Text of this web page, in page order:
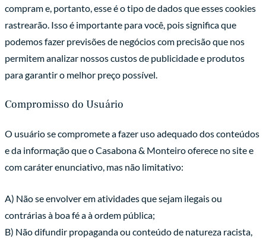
compram e, portanto, esse é o tipo de dados que esses cookies
rastrearão. Isso é importante para você, pois significa que
podemos fazer previsões de negócios com precisão que nos
permitem analizar nossos custos de publicidade e produtos
para garantir o melhor preço possível.
Compromisso do Usuário
O usuário se compromete a fazer uso adequado dos conteúdos
e da informação que o Casabona & Monteiro oferece no site e
com caráter enunciativo, mas não limitativo:
A) Não se envolver em atividades que sejam ilegais ou
contrárias à boa fé a à ordem pública;
B) Não difundir propaganda ou conteúdo de natureza racista,